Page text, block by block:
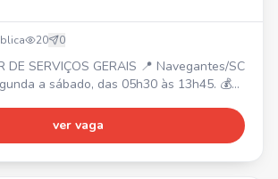
20 0
GERAIS 📍 Navegantes/SC
a sábado, das 05h30 às 13h45. 💰
+ Alimentação na empresa. 📝
Fundamental completo, experiência em
ver vaga